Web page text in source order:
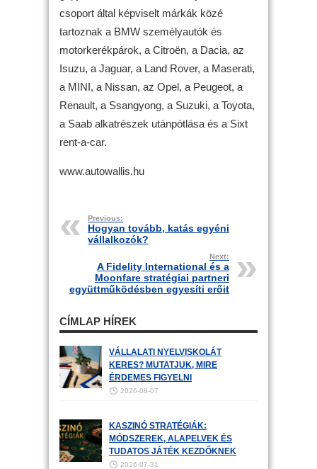
csoport által képviselt márkák közé
tartoznak a BMW személyautók és
motorkerékpárok, a Citroën, a Dacia, az
Isuzu, a Jaguar, a Land Rover, a Maserati,
a MINI, a Nissan, az Opel, a Peugeot, a
Renault, a Ssangyong, a Suzuki, a Toyota,
a Saab alkatrészek utánpótlása és a Sixt
rent-a-car.
www.autowallis.hu
Previous:
Hogyan tovább, katás egyéni
vállalkozók?
Next:
A Fidelity International és a
Moonfare stratégiai partneri
együttműködésben egyesíti erőit
CÍMLAP HÍREK
VÁLLALATI NYELVISKOLÁT
KERES? MUTATJUK, MIRE
ÉRDEMES FIGYELNI
2026-08-07
KASZINÓ STRATÉGIÁK:
MÓDSZEREK, ALAPELVEK ÉS
TUDATOS JÁTÉK KEZDŐKNEK
2026-07-31